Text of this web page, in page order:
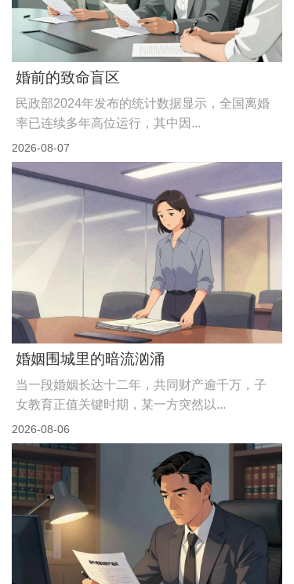
婚前的致命盲区
民政部2024年发布的统计数据显示，全国离婚
率已连续多年高位运行，其中因...
2026-08-07
婚姻围城里的暗流汹涌
当一段婚姻长达十二年，共同财产逾千万，子
女教育正值关键时期，某一方突然以...
2026-08-06